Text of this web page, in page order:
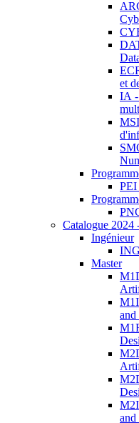
et
IA -
PEI
Catalogue 2024
Ingénieur
Master
and
and